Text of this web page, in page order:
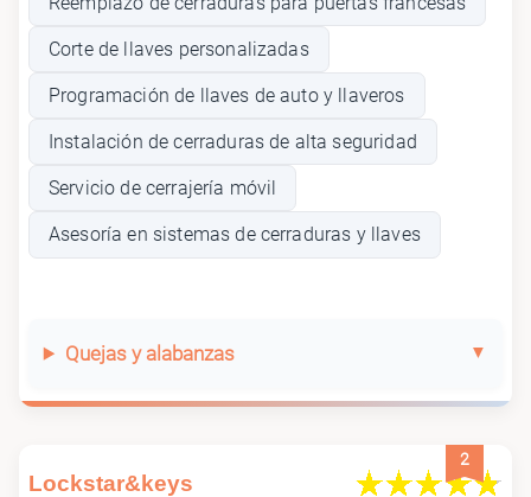
Corte de llaves personalizadas
Programación de llaves de auto y llaveros
Instalación de cerraduras de alta seguridad
Servicio de cerrajería móvil
Asesoría en sistemas de cerraduras y llaves
Quejas y alabanzas
2
Lockstar&keys